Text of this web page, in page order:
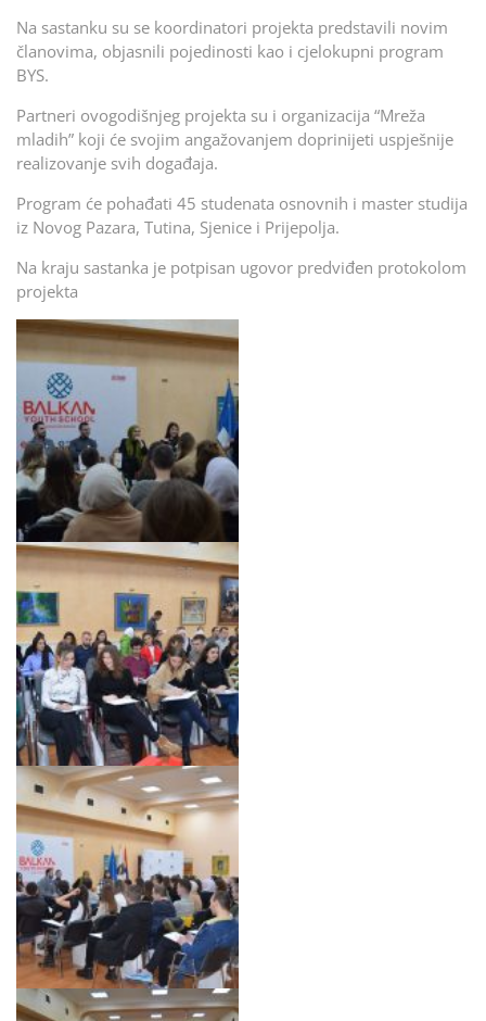
Na sastanku su se koordinatori projekta predstavili novim
članovima, objasnili pojedinosti kao i cjelokupni program
BYS.
Partneri ovogodišnjeg projekta su i organizacija “Mreža
mladih” koji će svojim angažovanjem doprinijeti uspješnije
realizovanje svih događaja.
Program će pohađati 45 studenata osnovnih i master studija
iz Novog Pazara, Tutina, Sjenice i Prijepolja.
Na kraju sastanka je potpisan ugovor predviđen protokolom
projekta